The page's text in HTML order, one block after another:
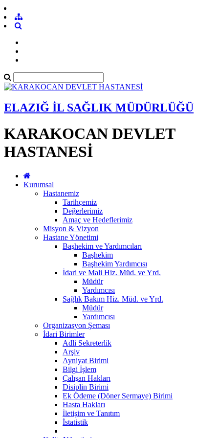
ELAZIĞ İL SAĞLIK MÜDÜRLÜĞÜ
KARAKOCAN DEVLET
HASTANESİ
Kurumsal
Hastanemiz
Tarihçemiz
Değerlerimiz
Amaç ve Hedeflerimiz
Misyon & Vizyon
Hastane Yönetimi
Başhekim ve Yardımcıları
Başhekim
Başhekim Yardımcısı
İdari ve Mali Hiz. Müd. ve Yrd.
Müdür
Yardımcısı
Sağlık Bakım Hiz. Müd. ve Yrd.
Müdür
Yardımcısı
Organizasyon Şeması
İdari Birimler
Adli Sekreterlik
Arşiv
Ayniyat Birimi
Bilgi İşlem
Çalışan Hakları
Disiplin Birimi
Ek Ödeme (Döner Sermaye) Birimi
Hasta Hakları
İletişim ve Tanıtım
İstatistik